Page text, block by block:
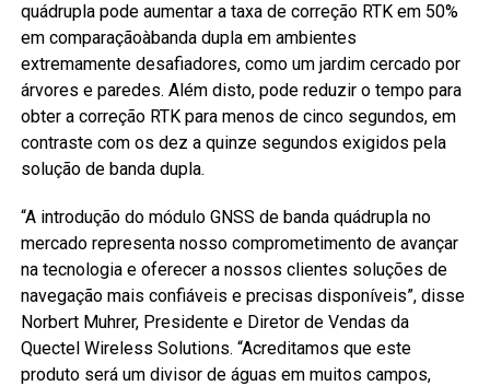
quádrupla pode aumentar a taxa de correção RTK em 50%
em comparaçãoàbanda dupla em ambientes
extremamente desafiadores, como um jardim cercado por
árvores e paredes. Além disto, pode reduzir o tempo para
obter a correção RTK para menos de cinco segundos, em
contraste com os dez a quinze segundos exigidos pela
solução de banda dupla.
“A introdução do módulo GNSS de banda quádrupla no
mercado representa nosso comprometimento de avançar
na tecnologia e oferecer a nossos clientes soluções de
navegação mais confiáveis ​​e precisas disponíveis”, disse
Norbert Muhrer, Presidente e Diretor de Vendas da
Quectel Wireless Solutions. “Acreditamos que este
produto será um divisor de águas em muitos campos,